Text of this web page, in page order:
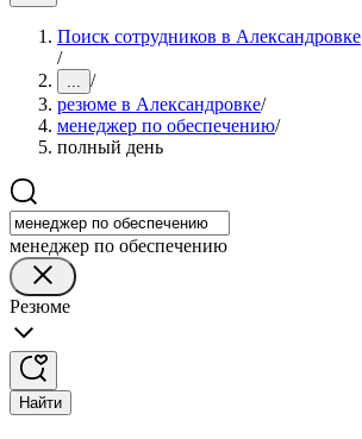
Поиск сотрудников в Александровке
/
... /
резюме в Александровке/
менеджер по обеспечению/
полный день
менеджер по обеспечению
Резюме
Найти